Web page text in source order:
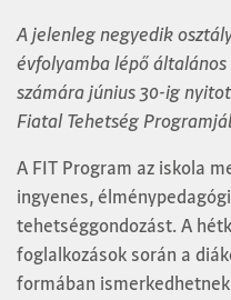
A jelenleg negyedik
évfolyamba lépő
számára június 30-ig
Fiatal Tehetség
A FIT Program az iskola
ingyenes,
tehetséggondozást. A
foglalkozások során a
formában